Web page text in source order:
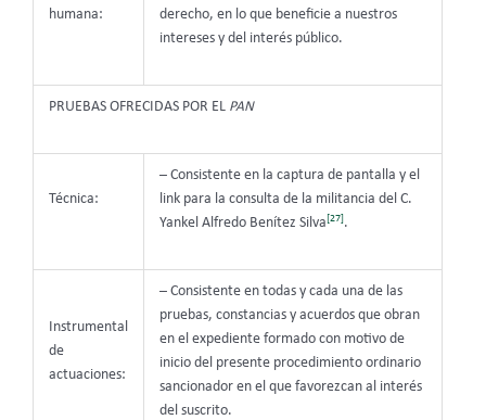
humana:
derecho, en lo que beneficie a nuestros
intereses y del interés público.
PRUEBAS OFRECIDAS POR EL PAN
Técnica:
– Consistente en la captura de pantalla y el
link para la consulta de la militancia del C.
Yankel Alfredo Benítez Silva[27].
Instrumental
de
actuaciones:
– Consistente en todas y cada una de las
pruebas, constancias y acuerdos que obran
en el expediente formado con motivo de
inicio del presente procedimiento ordinario
sancionador en el que favorezcan al interés
del suscrito.